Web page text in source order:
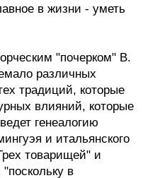
в жизни - уметь
"почерком" В.
различных
традиций, которые
влияний, которые
генеалогию
и итальянского
товарищей" и
в